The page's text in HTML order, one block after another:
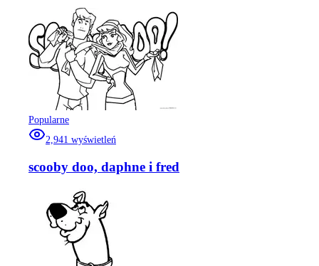
Popularne
2,941 wyświetleń
scooby doo, daphne i fred